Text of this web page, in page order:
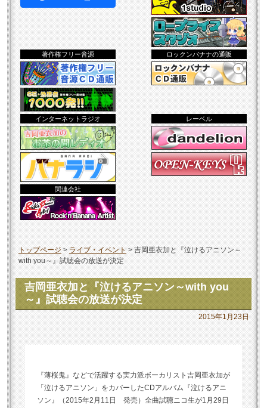
トップページ>ライブ・イベント>吉岡亜衣加と『泣けるアニソン～
with you～』試聴会の放送が決定
吉岡亜衣加と『泣けるアニソン～with you
～』試聴会の放送が決定
2015年1月23日
『薄桜鬼』などで活躍する実力派ボーカリスト吉岡亜衣加が
「泣けるアニソン」をカバーしたCDアルバム『泣けるアニ
ソン』（2015年2月11日 発売）全曲試聴ニコ生が1月29日
著作権フリー音源 ロックンバナナの通販
インターネットラジオ レーベル
関連会社